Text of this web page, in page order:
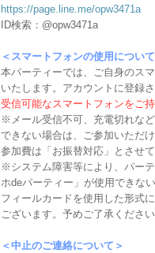
https://page.line.me/opw3471a
ID検索：@opw3471a
＜スマートフォンの使用について
本パーティーでは、ご自身のス
いたします。アカウントに登録
受信可能なスマートフォンをご持
※メール受信不可、充電切れな
できない場合は、ご参加いただ
参加費は「お振替対応」とさせて
※システム障害等により、パー
ホdeパーティー」が使用できな
フィールカードを使用した形式
ございます。予めご了承ください
＜中止のご連絡について＞